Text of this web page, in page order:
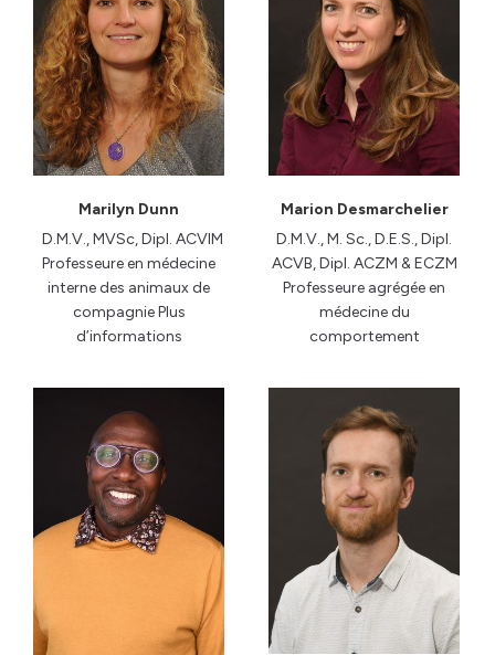
Marilyn Dunn
D.M.V., MVSc, Dipl. ACVIM
Professeure en médecine
interne des animaux de
compagnie Plus
d’informations
Marion Desmarchelier
D.M.V., M. Sc., D.E.S., Dipl.
ACVB, Dipl. ACZM & ECZM
Professeure agrégée en
médecine du
comportement